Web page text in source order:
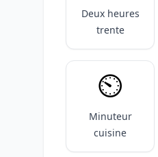
Deux heures
trente
⏲️
Minuteur
cuisine